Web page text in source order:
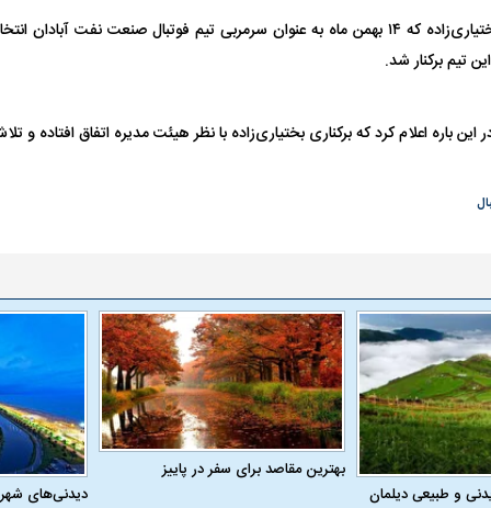
سهراب بختیاری‌زاده که ۱۴ بهمن ماه به عنوان سرمربی تیم فوتبال صنعت نفت
باره اعلام کرد که برکناری بختیاری‌زاده با نظر هیئت مدیره اتفاق افتاده و
و طبیعی دیلمان
بهترین مقاصد برای سفر در پاییز
دیدنی‌های
چیست؟
مرگبارتر
جدید ایران